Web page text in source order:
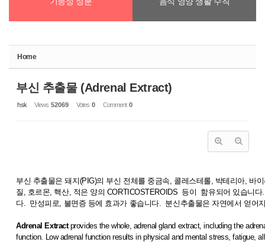
Home
부신 추출물 (Adrenal Extract)
hsk Views 52069 Votes 0 Comment 0
부신 추출물은 돼지(PIG)의 부신 전체를 중금속, 콜레스테롤, 박테리아, 바
질, 호르몬, 핵산, 적은 양의 CORTICOSTEROIDS 등이 함유되어 있습니
다. 만성피로, 불면증 등에 효과가 좋습니다. 분신추출물은 자연에서 얻어
Adrenal Extract provides the whole, adrenal gland extract, including the
function. Low adrenal function results in physical and mental stress, fatigue,